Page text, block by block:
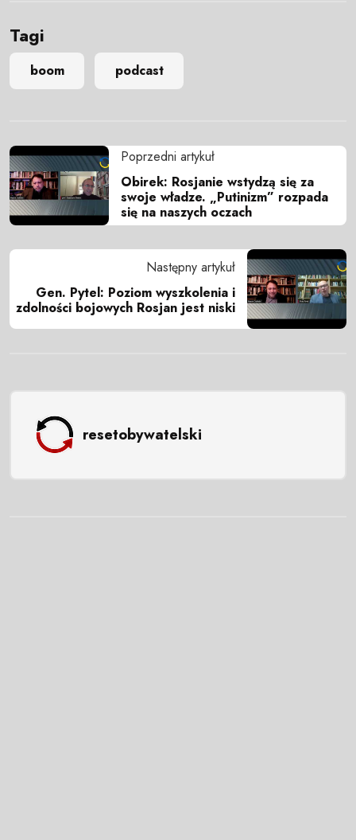
Tagi
boom podcast
Poprzedni artykuł
Obirek: Rosjanie wstydzą się za
swoje władze. „Putinizm” rozpada
się na naszych oczach
Następny artykuł
Gen. Pytel: Poziom wyszkolenia i
zdolności bojowych Rosjan jest niski
resetobywatelski